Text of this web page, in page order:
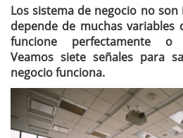
Los sistema de negocio no
depende de muchas variables
funcione perfectamente
Veamos siete señales para
negocio funciona.